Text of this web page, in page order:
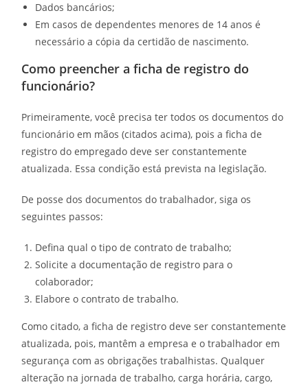
Dados bancários;
Em casos de dependentes menores de 14 anos é
necessário a cópia da certidão de nascimento.
Como preencher a ficha de registro do
funcionário?
Primeiramente, você precisa ter todos os documentos do
funcionário em mãos (citados acima), pois a ficha de
registro do empregado deve ser constantemente
atualizada. Essa condição está prevista na legislação.
De posse dos documentos do trabalhador, siga os
seguintes passos:
Defina qual o tipo de contrato de trabalho;
Solicite a documentação de registro para o
colaborador;
Elabore o contrato de trabalho.
Como citado, a ficha de registro deve ser constantemente
atualizada, pois, mantêm a empresa e o trabalhador em
segurança com as obrigações trabalhistas. Qualquer
alteração na jornada de trabalho, carga horária, cargo,